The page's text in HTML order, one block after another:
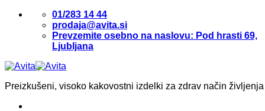
Skoči
01/283 14 44
prodaja@avita.si
Prevzemite osebno na naslovu: Pod hrasti 69,
Ljubljana
Preizkušeni, visoko kakovostni izdelki za zdrav način življenja